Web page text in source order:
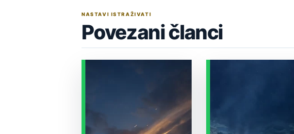
NASTAVI ISTRAŽIVATI
Povezani članci